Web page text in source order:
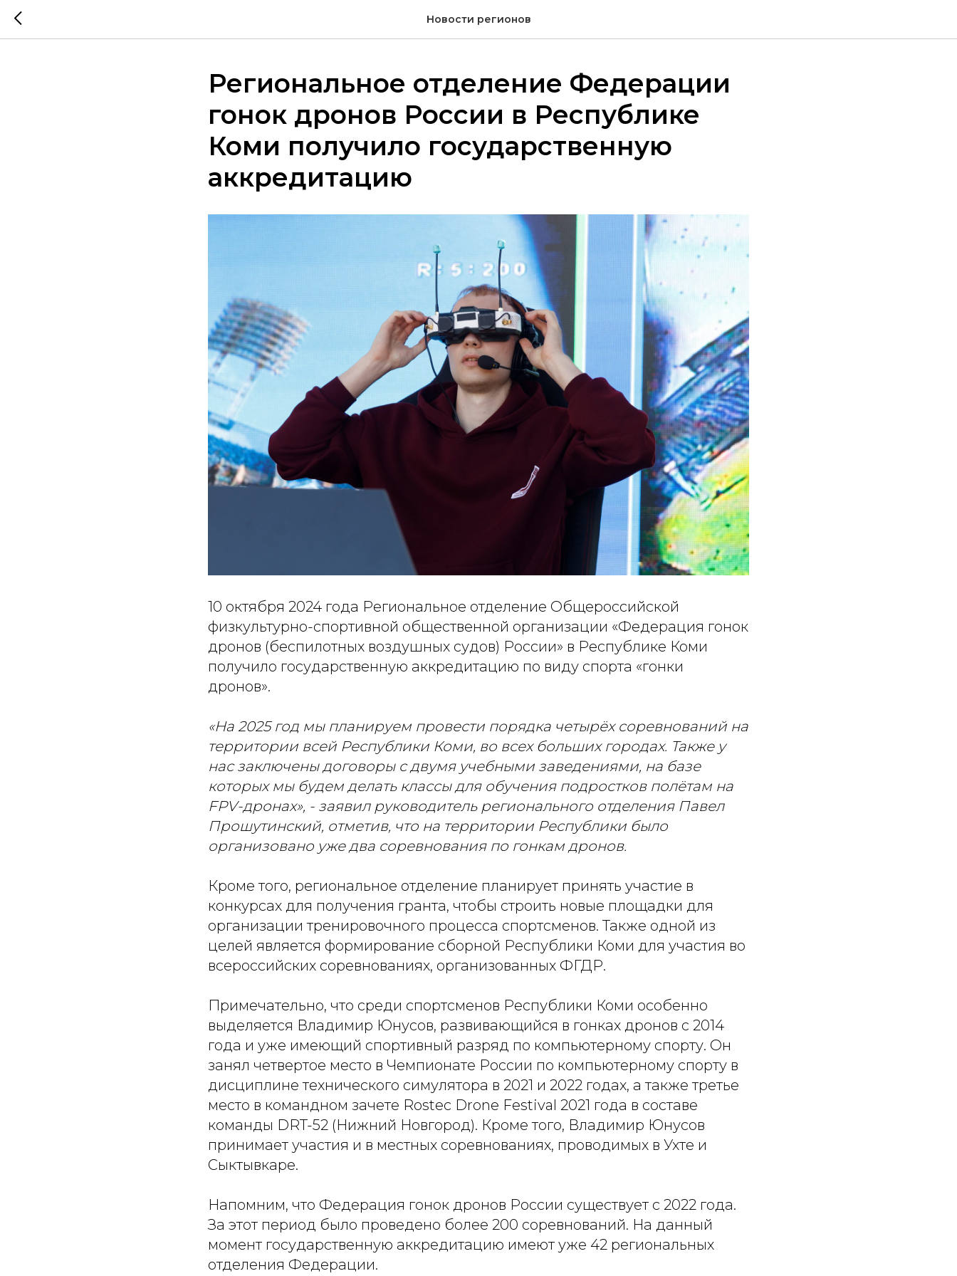
Новости регионов
Региональное отделение Федерации
гонок дронов России в Республике
Коми получило государственную
аккредитацию
10 октября 2024 года Региональное отделение Общероссийской
физкультурно-спортивной общественной организации «Федерация гонок
дронов (беспилотных воздушных судов) России» в Республике Коми
получило государственную аккредитацию по виду спорта «гонки
дронов».
«На 2025 год мы планируем провести порядка четырёх соревнований на
территории всей Республики Коми, во всех больших городах. Также у
нас заключены договоры с двумя учебными заведениями, на базе
которых мы будем делать классы для обучения подростков полётам на
FPV-дронах», - заявил руководитель регионального отделения Павел
Прошутинский, отметив, что на территории Республики было
организовано уже два соревнования по гонкам дронов.
Кроме того, региональное отделение планирует принять участие в
конкурсах для получения гранта, чтобы строить новые площадки для
организации тренировочного процесса спортсменов. Также одной из
целей является формирование сборной Республики Коми для участия во
всероссийских соревнованиях, организованных ФГДР.
Примечательно, что среди спортсменов Республики Коми особенно
выделяется Владимир Юнусов, развивающийся в гонках дронов с 2014
года и уже имеющий спортивный разряд по компьютерному спорту. Он
занял четвертое место в Чемпионате России по компьютерному спорту в
дисциплине технического симулятора в 2021 и 2022 годах, а также третье
место в командном зачете Rostec Drone Festival 2021 года в составе
команды DRT-52 (Нижний Новгород). Кроме того, Владимир Юнусов
принимает участия и в местных соревнованиях, проводимых в Ухте и
Сыктывкаре.
Напомним, что Федерация гонок дронов России существует с 2022 года.
За этот период было проведено более 200 соревнований. На данный
момент государственную аккредитацию имеют уже 42 региональных
отделения Федерации.